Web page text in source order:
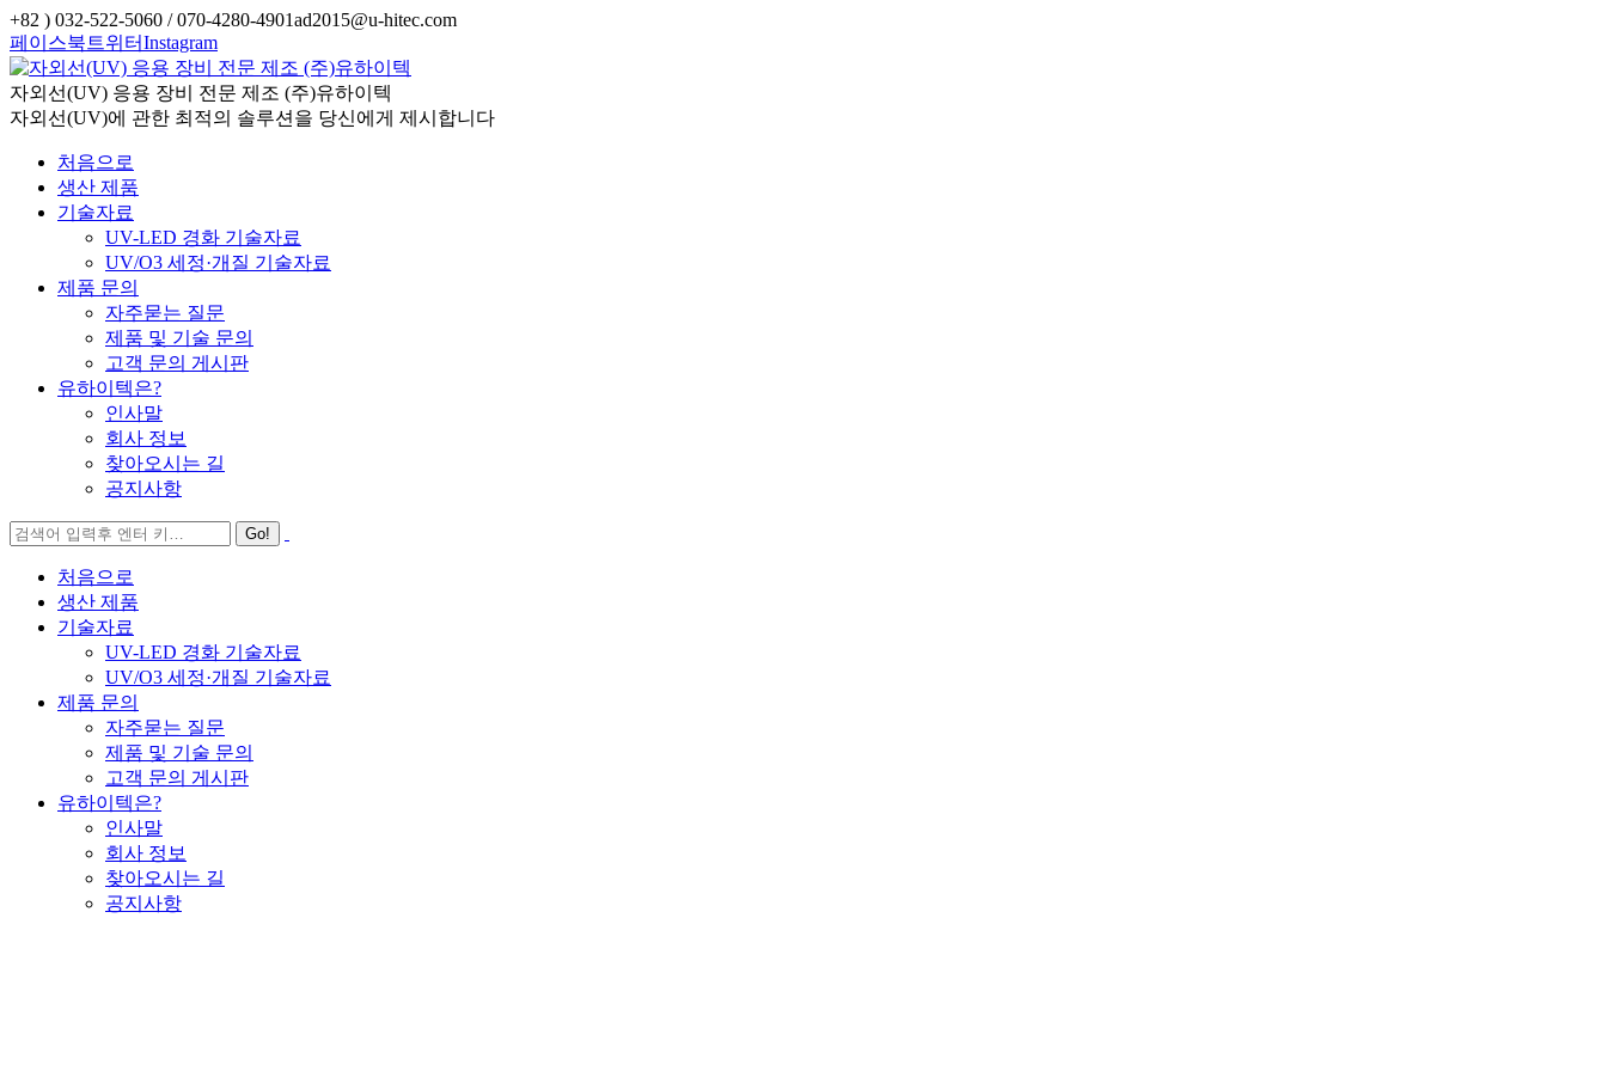
+82 ) 032-522-5060 / 070-4280-4901ad2015@u-hitec.com
페이스북 트위터Instagram
자외선(UV) 응용 장비 전문 제조 (주)유하이텍
자외선(UV)에 관한 최적의 솔루션을 당신에게 제시합니다
처음으로
생산 제품
기술자료
UV-LED 경화 기술자료
UV/O3 세정·개질 기술자료
제품 문의
자주묻는 질문
제품 및 기술 문의
고객 문의 게시판
유하이텍은?
인사말
회사 정보
찾아오시는 길
공지사항
처음으로
생산 제품
기술자료
UV-LED 경화 기술자료
UV/O3 세정·개질 기술자료
제품 문의
자주묻는 질문
제품 및 기술 문의
고객 문의 게시판
유하이텍은?
인사말
회사 정보
찾아오시는 길
공지사항